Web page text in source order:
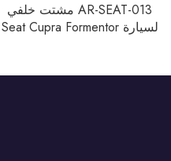
AR-SEAT-013 مشتت خلفي
لسيارة Seat Cupra Formentor